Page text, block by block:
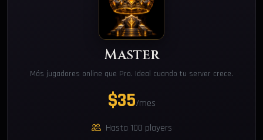
Master
Más jugadores online que Pro. Ideal cuando tu server crece.
$35/mes
Hasta 100 players